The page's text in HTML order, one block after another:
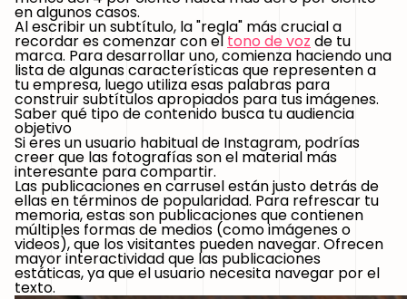
en algunos casos.
Al escribir un subtítulo, la "regla" más crucial a
recordar es comenzar con eltono de voz de tu
marca. Para desarrollar uno, comienza haciendo una
lista de algunas características que representen a
tu empresa, luego utiliza esas palabras para
construir subtítulos apropiados para tus imágenes.
Saber qué tipo de contenido busca tu audiencia
objetivo
Si eres un usuario habitual de Instagram, podrías
creer que las fotografías son el material más
interesante para compartir.
Las publicaciones en carrusel están justo detrás de
ellas en términos de popularidad. Para refrescar tu
memoria, estas son publicaciones que contienen
múltiples formas de medios (como imágenes o
videos), que los visitantes pueden navegar. Ofrecen
mayor interactividad que las publicaciones
estáticas, ya que el usuario necesita navegar por el
texto.